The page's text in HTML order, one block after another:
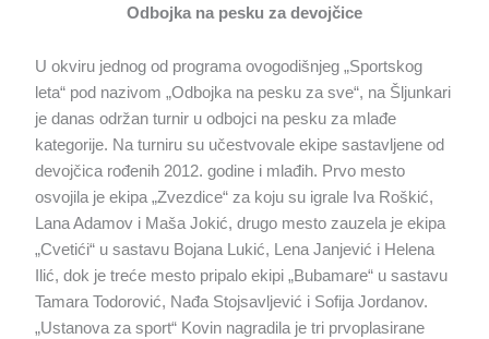
Odbojka na pesku za devojčice
U okviru jednog od programa ovogodišnjeg „Sportskog
leta“ pod nazivom „Odbojka na pesku za sve“, na Šljunkari
je danas održan turnir u odbojci na pesku za mlađe
kategorije. Na turniru su učestvovale ekipe sastavljene od
devojčica rođenih 2012. godine i mlađih. Prvo mesto
osvojila je ekipa „Zvezdice“ za koju su igrale Iva Roškić,
Lana Adamov i Maša Jokić, drugo mesto zauzela je ekipa
„Cvetići“ u sastavu Bojana Lukić, Lena Janjević i Helena
Ilić, dok je treće mesto pripalo ekipi „Bubamare“ u sastavu
Tamara Todorović, Nađa Stojsavljević i Sofija Jordanov.
„Ustanova za sport“ Kovin nagradila je tri prvoplasirane